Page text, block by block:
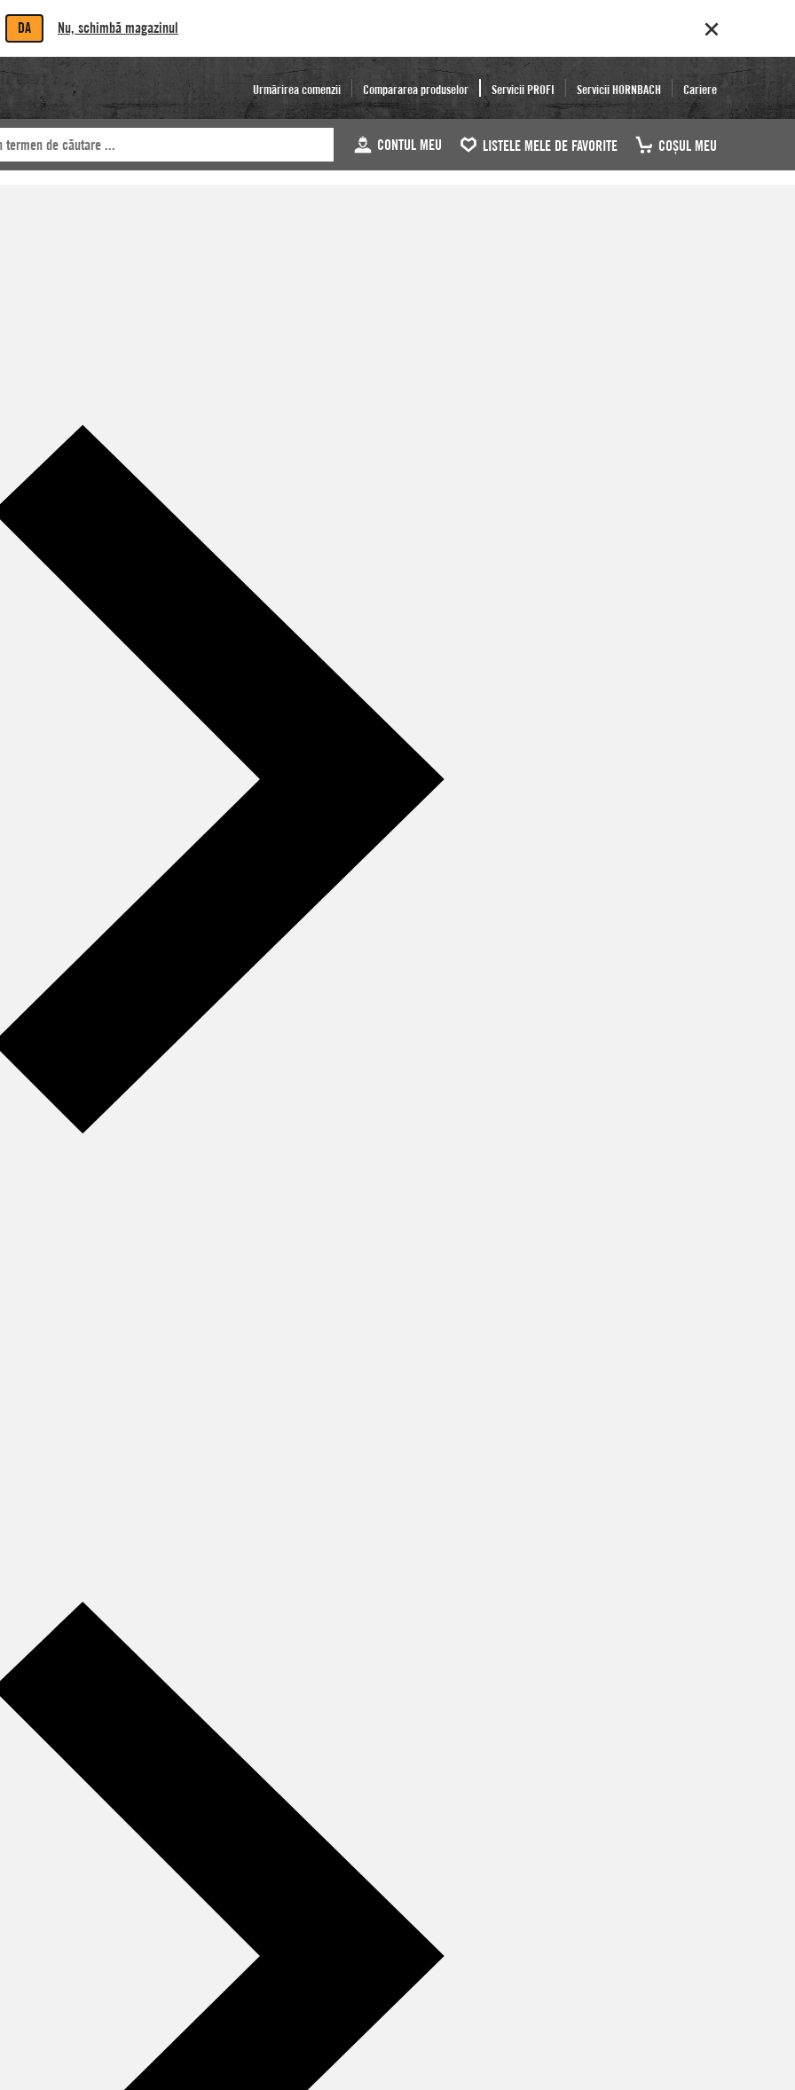
DA Nu, schimbă magazinul
Urmărirea comenzii Compararea produselor Servicii PROFI Servicii HORNBACH Cariere
CONTUL MEU LISTELE MELE DE FAVORITE COŞUL MEU